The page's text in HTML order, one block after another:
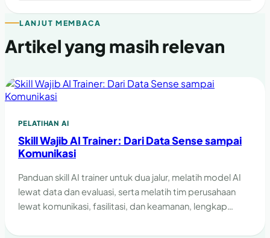
LANJUT MEMBACA
Artikel yang masih relevan
PELATIHAN AI
Skill Wajib AI Trainer: Dari Data Sense sampai
Komunikasi
Panduan skill AI trainer untuk dua jalur, melatih model AI
lewat data dan evaluasi, serta melatih tim perusahaan
lewat komunikasi, fasilitasi, dan keamanan, lengkap